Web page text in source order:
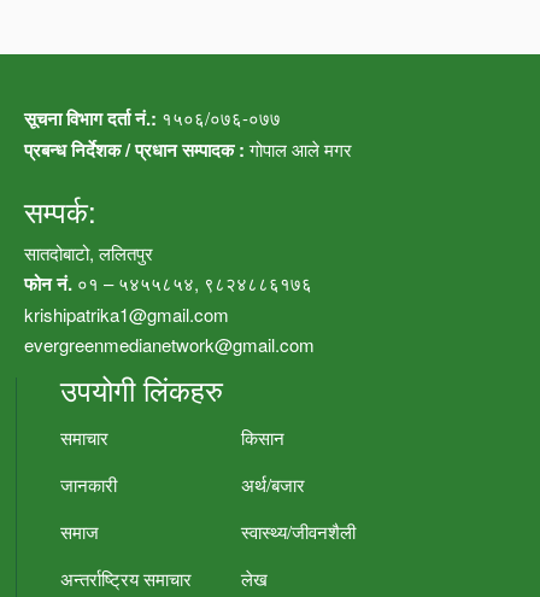
सूचना विभाग दर्ता नं.: १५०६/०७६-०७७
प्रबन्ध निर्देशक / प्रधान सम्पादक :गोपाल आले मगर
सम्पर्क:
सातदोबाटो, ललितपुर
फोन नं. ०१ – ५४५५८५४, ९८२४८८६१७६
krishipatrika1@gmail.com
evergreenmedianetwork@gmail.com
उपयोगी लिंकहरु
समाचार
किसान
जानकारी
अर्थ/बजार
समाज
स्वास्थ्य/जीवनशैली
अन्तर्राष्ट्रिय समाचार
लेख